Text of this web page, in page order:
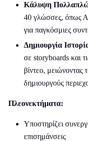
Κάλυψη
40 γλώσσες, όπως
για παγκόσμιες
Δημιουργία
σε storyboards και
βίντεο, μειώνοντας
δημιουργούς
Πλεονεκτήματα:
Υποστηρίζει
επισημάνσεις